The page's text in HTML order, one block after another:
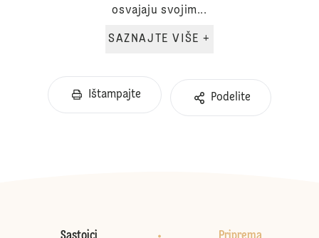
osvajaju svojim...
SAZNAJTE VIŠE +
Ištampajte Podelite